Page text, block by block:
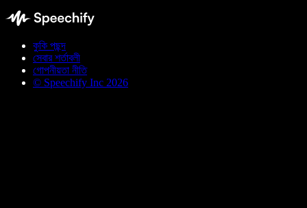
কুকি পছন্দ
সেবার শর্তাবলী
গোপনীয়তা নীতি
© Speechify Inc 2026